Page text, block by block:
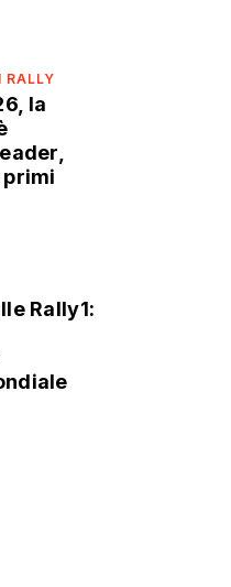
RALLY
la
primi
Rally1: